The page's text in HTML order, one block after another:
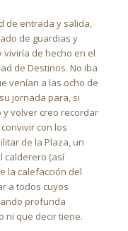
de entrada y salida,
de guardias y
de hecho en el
de Destinos. No iba
venían a las ocho de
jornada para, si
volver creo recordar
con los
de la Plaza, un
calderero (así
la calefacción del
a todos cuyos
profunda
ni que decir tiene.